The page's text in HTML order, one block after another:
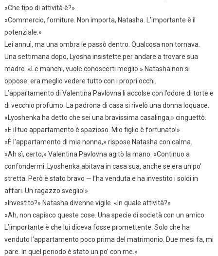
«Che tipo di attività è?»
«Commercio, forniture. Non importa, Natasha. L’importante è il
potenziale.»
Lei annuì, ma una ombra le passò dentro. Qualcosa non tornava.
Una settimana dopo, Lyosha insistette per andare a trovare sua
madre. «Le manchi, vuole conoscerti meglio.» Natasha non si
oppose: era meglio vedere tutto con i propri occhi.
L’appartamento di Valentina Pavlovna li accolse con l’odore di torte e
di vecchio profumo. La padrona di casa si rivelò una donna loquace.
«Lyoshenka ha detto che sei una bravissima casalinga,» cinguettò.
«E il tuo appartamento è spazioso. Mio figlio è fortunato!»
«È l’appartamento di mia nonna,» rispose Natasha con calma.
«Ah sì, certo,» Valentina Pavlovna agitò la mano. «Continuo a
confondermi. Lyoshenka abitava in casa sua, anche se era un po’
stretta. Però è stato bravo — l’ha venduta e ha investito i soldi in
affari. Un ragazzo sveglio!»
«Investito?» Natasha divenne vigile. «In quale attività?»
«Ah, non capisco queste cose. Una specie di società con un amico.
L’importante è che lui diceva fosse promettente. Solo che ha
venduto l’appartamento poco prima del matrimonio. Due mesi fa, mi
pare. In quel periodo è stato un po’ con me.»